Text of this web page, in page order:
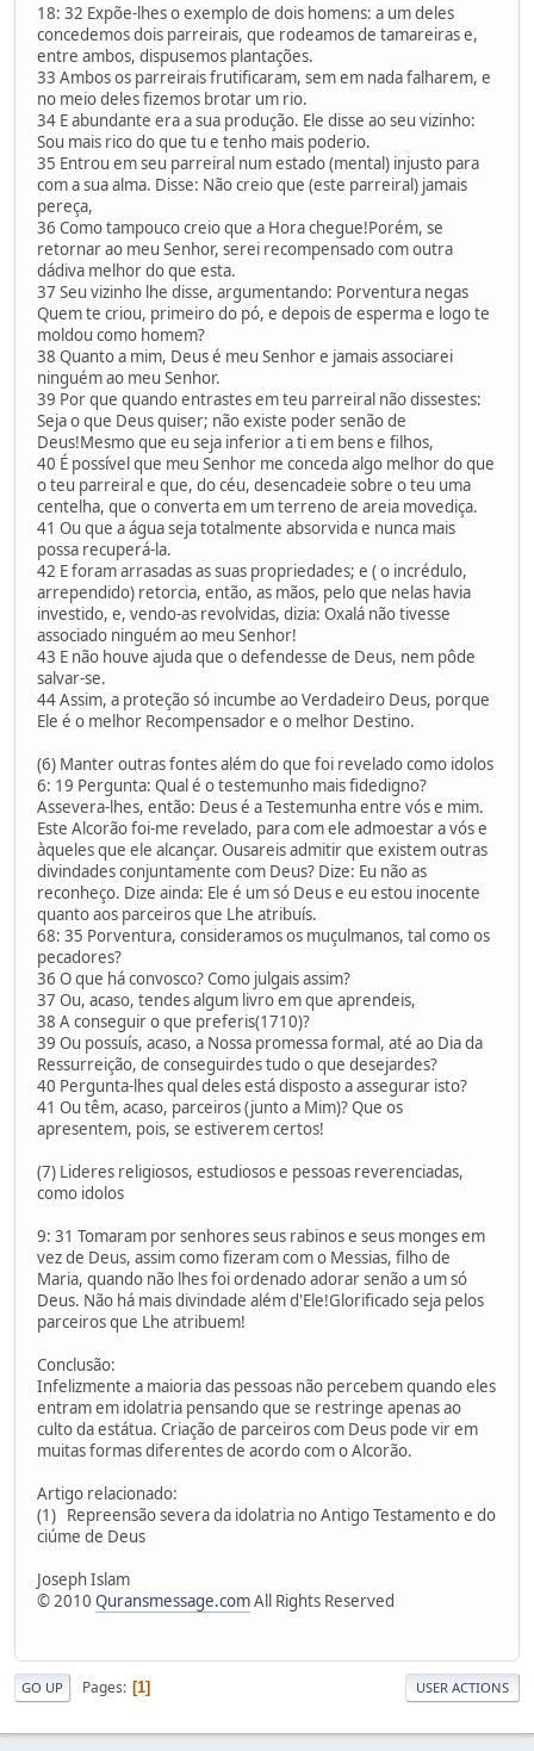
18: 32 Expõe-lhes o exemplo de dois homens: a um deles
concedemos dois parreirais, que rodeamos de tamareiras e,
entre ambos, dispusemos plantações.
33 Ambos os parreirais frutificaram, sem em nada falharem, e
no meio deles fizemos brotar um rio.
34 E abundante era a sua produção. Ele disse ao seu vizinho:
Sou mais rico do que tu e tenho mais poderio.
35 Entrou em seu parreiral num estado (mental) injusto para
com a sua alma. Disse: Não creio que (este parreiral) jamais
pereça,
36 Como tampouco creio que a Hora chegue!Porém, se
retornar ao meu Senhor, serei recompensado com outra
dádiva melhor do que esta.
37 Seu vizinho lhe disse, argumentando: Porventura negas
Quem te criou, primeiro do pó, e depois de esperma e logo te
moldou como homem?
38 Quanto a mim, Deus é meu Senhor e jamais associarei
ninguém ao meu Senhor.
39 Por que quando entrastes em teu parreiral não dissestes:
Seja o que Deus quiser; não existe poder senão de
Deus!Mesmo que eu seja inferior a ti em bens e filhos,
40 É possível que meu Senhor me conceda algo melhor do que
o teu parreiral e que, do céu, desencadeie sobre o teu uma
centelha, que o converta em um terreno de areia movediça.
41 Ou que a água seja totalmente absorvida e nunca mais
possa recuperá-la.
42 E foram arrasadas as suas propriedades; e ( o incrédulo,
arrependido) retorcia, então, as mãos, pelo que nelas havia
investido, e, vendo-as revolvidas, dizia: Oxalá não tivesse
associado ninguém ao meu Senhor!
43 E não houve ajuda que o defendesse de Deus, nem pôde
salvar-se.
44 Assim, a proteção só incumbe ao Verdadeiro Deus, porque
Ele é o melhor Recompensador e o melhor Destino.
(6) Manter outras fontes além do que foi revelado como idolos
6: 19 Pergunta: Qual é o testemunho mais fidedigno?
Assevera-lhes, então: Deus é a Testemunha entre vós e mim.
Este Alcorão foi-me revelado, para com ele admoestar a vós e
àqueles que ele alcançar. Ousareis admitir que existem outras
divindades conjuntamente com Deus? Dize: Eu não as
reconheço. Dize ainda: Ele é um só Deus e eu estou inocente
quanto aos parceiros que Lhe atribuís.
68: 35 Porventura, consideramos os muçulmanos, tal como os
pecadores?
36 O que há convosco? Como julgais assim?
37 Ou, acaso, tendes algum livro em que aprendeis,
38 A conseguir o que preferis(1710)?
39 Ou possuís, acaso, a Nossa promessa formal, até ao Dia da
Ressurreição, de conseguirdes tudo o que desejardes?
40 Pergunta-lhes qual deles está disposto a assegurar isto?
41 Ou têm, acaso, parceiros (junto a Mim)? Que os
apresentem, pois, se estiverem certos!
(7) Lideres religiosos, estudiosos e pessoas reverenciadas,
como idolos
9: 31 Tomaram por senhores seus rabinos e seus monges em
vez de Deus, assim como fizeram com o Messias, filho de
Maria, quando não lhes foi ordenado adorar senão a um só
Deus. Não há mais divindade além d'Ele!Glorificado seja pelos
parceiros que Lhe atribuem!
Conclusão:
Infelizmente a maioria das pessoas não percebem quando eles
entram em idolatria pensando que se restringe apenas ao
culto da estátua. Criação de parceiros com Deus pode vir em
muitas formas diferentes de acordo com o Alcorão.
Artigo relacionado:
(1) Repreensão severa da idolatria no Antigo Testamento e do
ciúme de Deus
Joseph Islam
© 2010 Quransmessage.comAll Rights Reserved
GO UP Pages 1 USER ACTIONS